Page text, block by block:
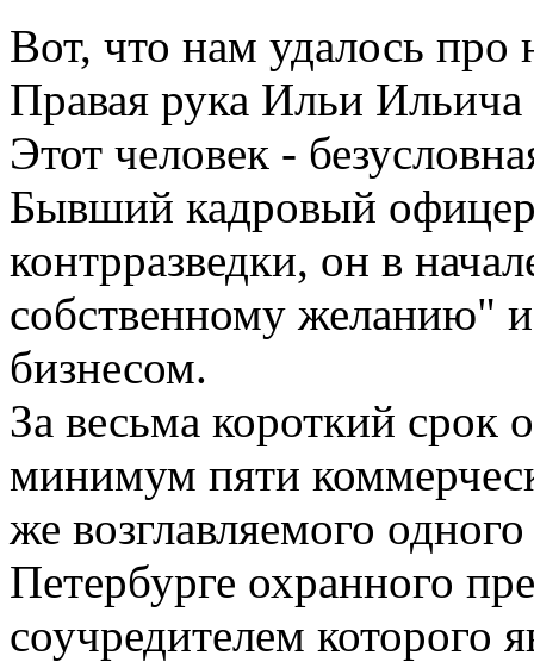
Вот, что нам удалось про
Правая рука Ильи
Этот человек -
Бывший кадровый
контрразведки, он в
собственному желанию" и
бизнесом.
За весьма короткий срок
минимум пяти
же возглавляемого
Петербурге охранного
соучредителем которого